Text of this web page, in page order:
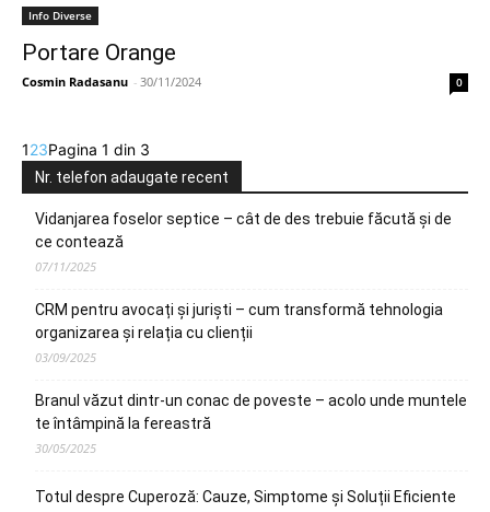
Info Diverse
Portare Orange
Cosmin Radasanu - 30/11/2024 0
123Pagina 1 din 3
Nr. telefon adaugate recent
Vidanjarea foselor septice – cât de des trebuie făcută și de
ce contează
07/11/2025
CRM pentru avocați și juriști – cum transformă tehnologia
organizarea și relația cu clienții
03/09/2025
Branul văzut dintr-un conac de poveste – acolo unde muntele
te întâmpină la fereastră
30/05/2025
Totul despre Cuperoză: Cauze, Simptome și Soluții Eficiente